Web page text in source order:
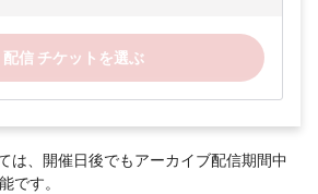
配信 チケットを選ぶ
は、開催日後でもアーカイブ配信期間中
です。